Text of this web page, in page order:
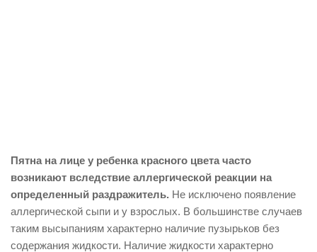
Пятна на лице у ребенка красного цвета часто
возникают вследствие аллергической реакции на
определенный раздражитель. Не исключено появление
аллергической сыпи и у взрослых. В большинстве случаев
таким высыпаниям характерно наличие пузырьков без
содержания жидкости. Наличие жидкости характерно